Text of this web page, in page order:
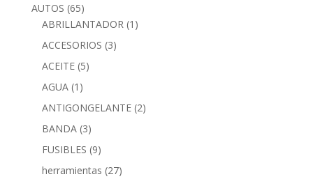
AUTOS (65)
ABRILLANTADOR (1)
ACCESORIOS (3)
ACEITE (5)
AGUA (1)
ANTIGONGELANTE (2)
BANDA (3)
FUSIBLES (9)
herramientas (27)